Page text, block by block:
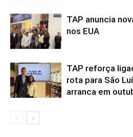
TAP anuncia
nos EUA
TAP reforça
rota para São
arranca em